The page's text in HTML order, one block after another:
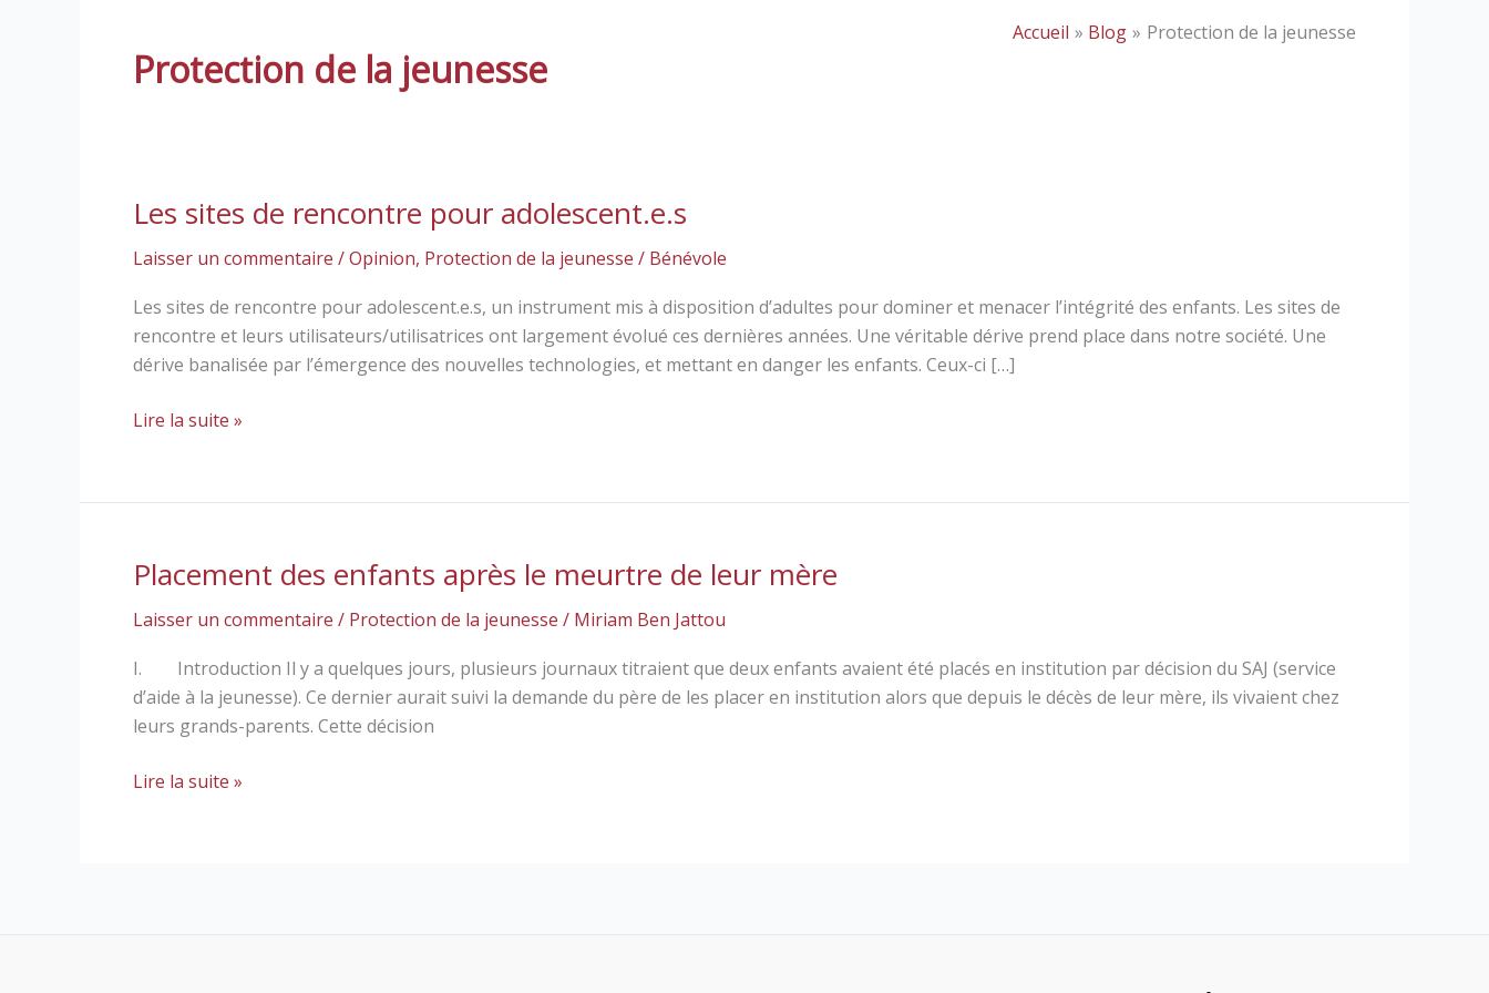
Accueil Blog Protection de la jeunesse
Protection de la jeunesse
Les sites de rencontre pour adolescent.e.s
Laisser un commentaire /Opinion, Protection de la jeunesse / Bénévole
Les sites de rencontre pour adolescent.e.s, un instrument mis à disposition d’adultes pour dominer et menacer l’intégrité des enfants. Les sites de
rencontre et leurs utilisateurs/utilisatrices ont largement évolué ces dernières années. Une véritable dérive prend place dans notre société. Une
dérive banalisée par l’émergence des nouvelles technologies, et mettant en danger les enfants. Ceux-ci […]
Les
de
rencontre
adolescent.e.s
Lire la suite »
Placement des enfants après le meurtre de leur mère
Laisser un commentaire / Protection de la jeunesse / Miriam Ben Jattou
I. Introduction Il y a quelques jours, plusieurs journaux titraient que deux enfants avaient été placés en institution par décision du SAJ (service
d’aide à la jeunesse). Ce dernier aurait suivi la demande du père de les placer en institution alors que depuis le décès de leur mère, ils vivaient chez
leurs grands-parents. Cette décision
Placement
enfants
après
le
meurtre
leur
Lire la suite »